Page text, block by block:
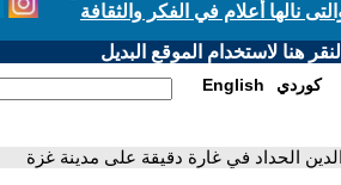
نالها أعلام في الفكر والثقافة
هنا لاستخدام الموقع البديل
English كوردي
الحداد في غارة دقيقة على مدينة غزة